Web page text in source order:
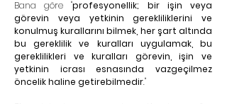
Bana göre "profesyonellik; bir işin veya
görevin veya yetkinin gerekliliklerini ve
konulmuş kurallarını bilmek, her şart altında
bu gereklilik ve kuralları uygulamak, bu
gereklilikleri ve kuralları görevin, işin ve
yetkinin icrası esnasında vazgeçilmez
öncelik haline getirebilmedir."